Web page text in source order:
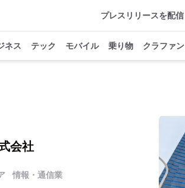
プレスリリースを配信
ネス テック モバイル 乗り物 クラファン
会社
情報・通信業